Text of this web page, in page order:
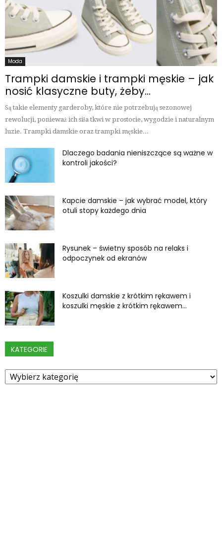
Moda
Trampki damskie i trampki męskie – jak
nosić klasyczne buty, żeby...
Są takie elementy garderoby, które nie potrzebują sezonowej
rewolucji, ponieważ ich siła tkwi w prostocie, wygodzie i naturalnym
luzie. Trampki damskie oraz trampki męskie...
Dlaczego badania nieniszczące są ważne w
kontroli jakości?
Kapcie damskie – jak wybrać model, który
otuli stopy każdego dnia
Rysunek – świetny sposób na relaks i
odpoczynek od ekranów
Koszulki damskie z krótkim rękawem i
koszulki męskie z krótkim rękawem...
KATEGORIE
Kategorie